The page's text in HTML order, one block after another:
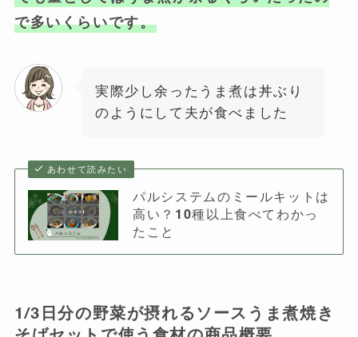
で多いくらいです。
実際少し余ったうま煮は丼ぶり
のようにして夫が食べました
あわせて読みたい
パルシステムのミールキットは
高い？10種以上食べてわかっ
たこと
1/3日分の野菜が摂れるソースうま煮焼き